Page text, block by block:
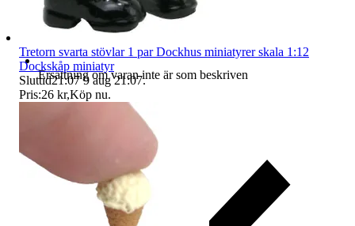
Ersättning om varan inte är som beskriven
Tretorn svarta stövlar 1 par Dockhus miniatyrer skala 1:12
Dockskåp miniatyr
Sluttid21:07 9 aug 21:07.
Pris:26 kr,Köp nu.